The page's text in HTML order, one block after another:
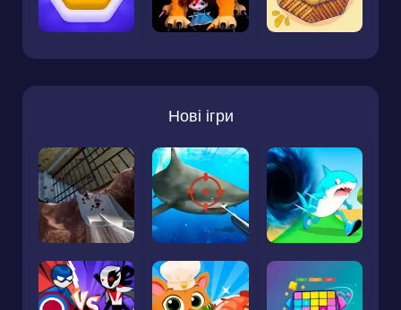
Нові ігри